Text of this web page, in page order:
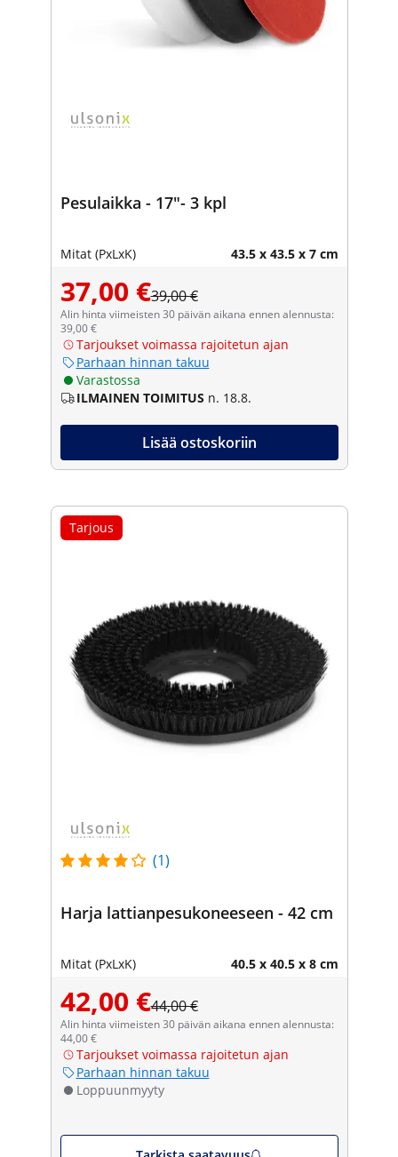
Pesulaikka - 17"- 3 kpl
Mitat (PxLxK) 43.5 x 43.5 x 7 cm
37,00 €39,00 €
Alin hinta viimeisten 30 päivän aikana ennen alennusta:
39,00 €
Tarjoukset voimassa rajoitetun ajan
Parhaan hinnan takuu
Varastossa
ILMAINEN TOIMITUS n. 18.8.
Lisää ostoskoriin
Tarjous
(1)
Harja lattianpesukoneeseen - 42 cm
Mitat (PxLxK) 40.5 x 40.5 x 8 cm
42,00 €44,00 €
Alin hinta viimeisten 30 päivän aikana ennen alennusta:
44,00 €
Tarjoukset voimassa rajoitetun ajan
Parhaan hinnan takuu
Loppuunmyyty